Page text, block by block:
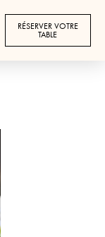
RÉSERVER VOTRE
TABLE
de